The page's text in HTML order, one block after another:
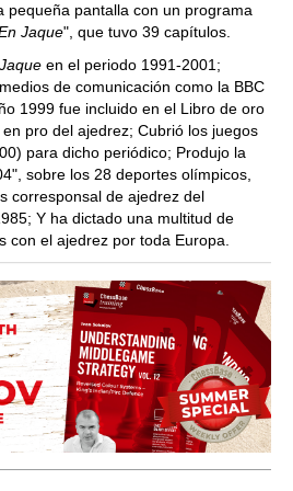
pequeña pantalla con un programa
Jaque", que tuvo 39 capítulos.
Jaque en el periodo 1991-2001;
de comunicación como la BBC
1999 fue incluido en el Libro de oro
pro del ajedrez; Cubrió los juegos
para dicho periódico; Produjo la
sobre los 28 deportes olímpicos,
corresponsal de ajedrez del
Y ha dictado una multitud de
con el ajedrez por toda Europa.